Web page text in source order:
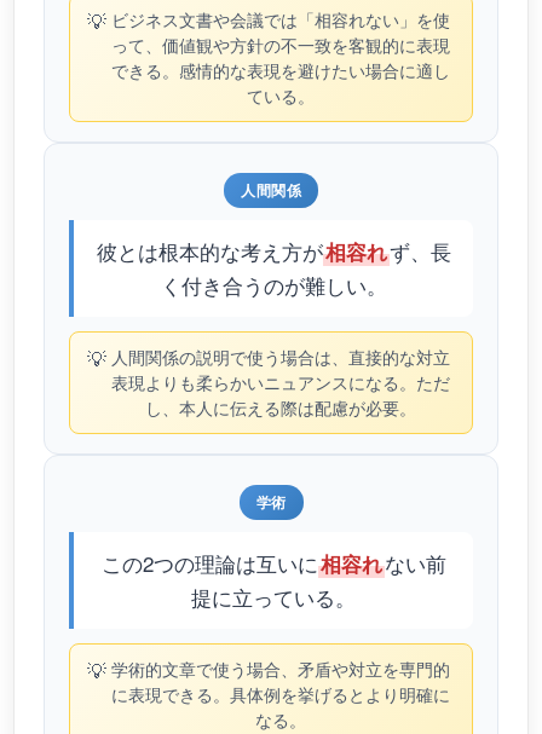
💡 ビジネス文書や会議では「相容れない」を使
って、価値観や方針の不一致を客観的に表現
できる。感情的な表現を避けたい場合に適し
ている。
人間関係
彼とは根本的な考え方が相容れず、長
く付き合うのが難しい。
💡 人間関係の説明で使う場合は、直接的な対立
表現よりも柔らかいニュアンスになる。ただ
し、本人に伝える際は配慮が必要。
学術
この2つの理論は互いに相容れない前
提に立っている。
💡 学術的文章で使う場合、矛盾や対立を専門的
に表現できる。具体例を挙げるとより明確に
なる。